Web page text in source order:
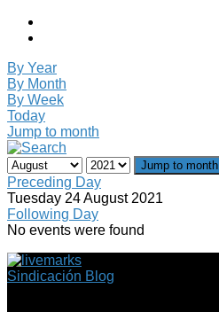
By Year
By Month
By Week
Today
Jump to month
Jump to month
Preceding Day
Tuesday 24 August 2021
Following Day
No events were found
Sindicación Blog